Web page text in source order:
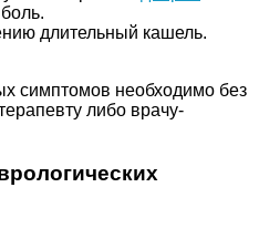
длительный кашель.
симптомов необходимо без
либо врачу-